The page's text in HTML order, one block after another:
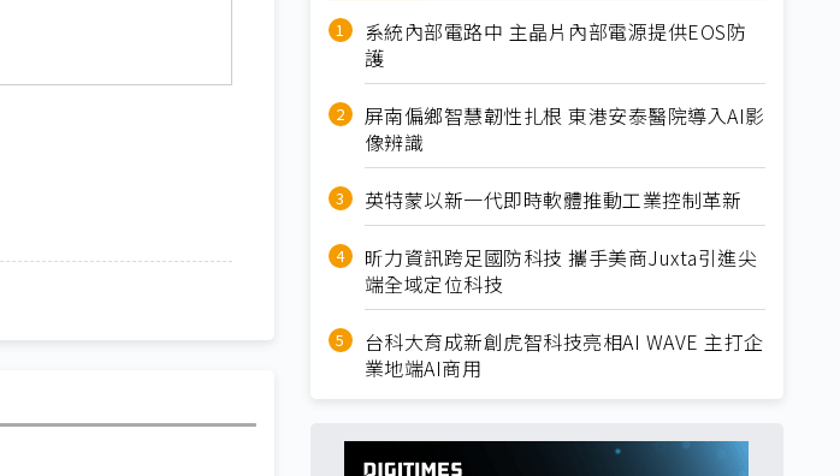
系統內部電路中 主晶片內部電源提供EOS防
護
屏南偏鄉智慧韌性扎根 東港安泰醫院導入AI影
像辨識
英特蒙以新一代即時軟體推動工業控制革新
昕力資訊跨足國防科技 攜手美商Juxta引進尖
端全域定位科技
台科大育成新創虎智科技亮相AI WAVE 主打企
業地端AI商用